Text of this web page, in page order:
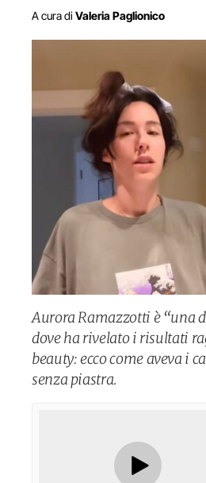
A cura di Valeria Paglionico
Aurora Ramazzotti è “una
dove ha rivelato i risultati
beauty: ecco come aveva i
senza piastra.